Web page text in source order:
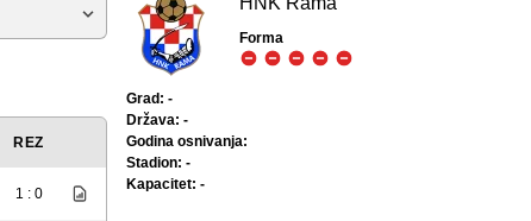
REZ
1 : 0
Forma
Grad: -
Država: -
Godina osnivanja:
Stadion: -
Kapacitet: -